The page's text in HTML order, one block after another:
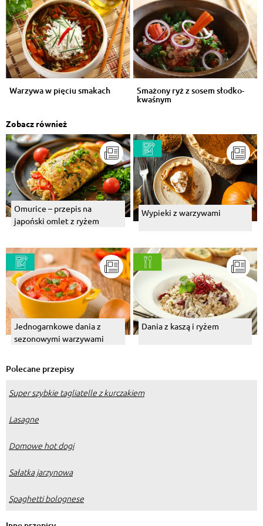
Warzywa w pięciu smakach Smażony ryż z sosem słodko-
kwaśnym
Zobacz również
Omurice – przepis na
japoński omlet z ryżem
Wypieki z warzywami
Jednogarnkowe dania z
sezonowymi warzywami
Dania z kaszą i ryżem
Polecane przepisy
Super szybkie tagliatelle z kurczakiem
Lasagne
Domowe hot dogi
Sałatka jarzynowa
Spaghetti bolognese